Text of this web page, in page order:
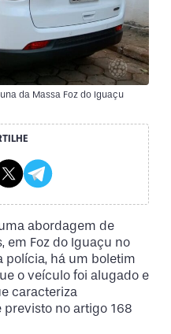
da Massa Foz do Iguaçu
abordagem de
em Foz do Iguaçu no
polícia, há um boletim
o veículo foi alugado e
caracteriza
no artigo 168